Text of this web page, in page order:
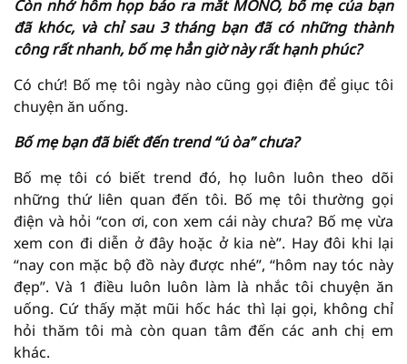
Còn nhớ hôm họp báo ra mắt MONO, bố mẹ của bạn
đã khóc, và chỉ sau 3 tháng bạn đã có những thành
công rất nhanh, bố mẹ hẳn giờ này rất hạnh phúc?
Có chứ! Bố mẹ tôi ngày nào cũng gọi điện để giục tôi
chuyện ăn uống.
Bố mẹ bạn đã biết đến trend “ú òa” chưa?
Bố mẹ tôi có biết trend đó, họ luôn luôn theo dõi
những thứ liên quan đến tôi. Bố mẹ tôi thường gọi
điện và hỏi “con ơi, con xem cái này chưa? Bố mẹ vừa
xem con đi diễn ở đây hoặc ở kia nè”. Hay đôi khi lại
“nay con mặc bộ đồ này được nhé”, “hôm nay tóc này
đẹp”. Và 1 điều luôn luôn làm là nhắc tôi chuyện ăn
uống. Cứ thấy mặt mũi hốc hác thì lại gọi, không chỉ
hỏi thăm tôi mà còn quan tâm đến các anh chị em
khác.